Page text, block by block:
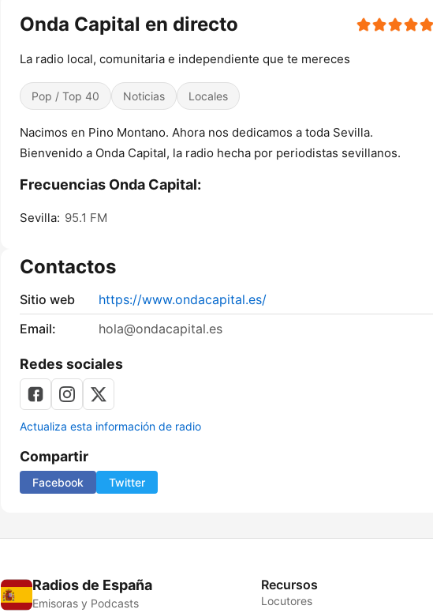
Onda Capital en directo
La radio local, comunitaria e independiente que te mereces
Pop / Top 40 Noticias Locales
Nacimos en Pino Montano. Ahora nos dedicamos a toda Sevilla.
Bienvenido a Onda Capital, la radio hecha por periodistas sevillanos.
Frecuencias Onda Capital:
Sevilla: 95.1 FM
Contactos
Sitio web
https://www.ondacapital.es/
Email:
hola@ondacapital.es
Redes sociales
Actualiza esta información de radio
Compartir
Facebook Twitter
Radios de España
Emisoras y Podcasts
Recursos
Locutores